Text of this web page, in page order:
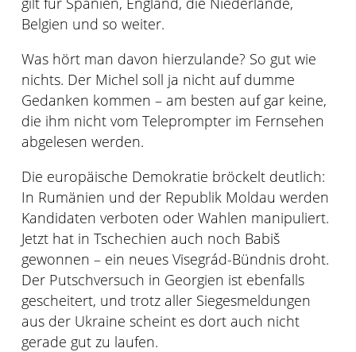
Belgien und so weiter.
Was hört man davon hierzulande? So gut wie
nichts. Der Michel soll ja nicht auf dumme
Gedanken kommen – am besten auf gar keine,
die ihm nicht vom Teleprompter im Fernsehen
abgelesen werden.
Die europäische Demokratie bröckelt deutlich:
In Rumänien und der Republik Moldau werden
Kandidaten verboten oder Wahlen manipuliert.
Jetzt hat in Tschechien auch noch Babiš
gewonnen – ein neues Visegrád-Bündnis droht.
Der Putschversuch in Georgien ist ebenfalls
gescheitert, und trotz aller Siegesmeldungen
aus der Ukraine scheint es dort auch nicht
gerade gut zu laufen.